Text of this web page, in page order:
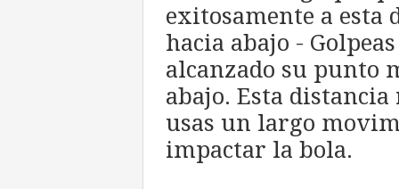
exitosamente a esta
hacia abajo -
alcanzado su punto
abajo. Esta
usas un largo
impactar la bola.